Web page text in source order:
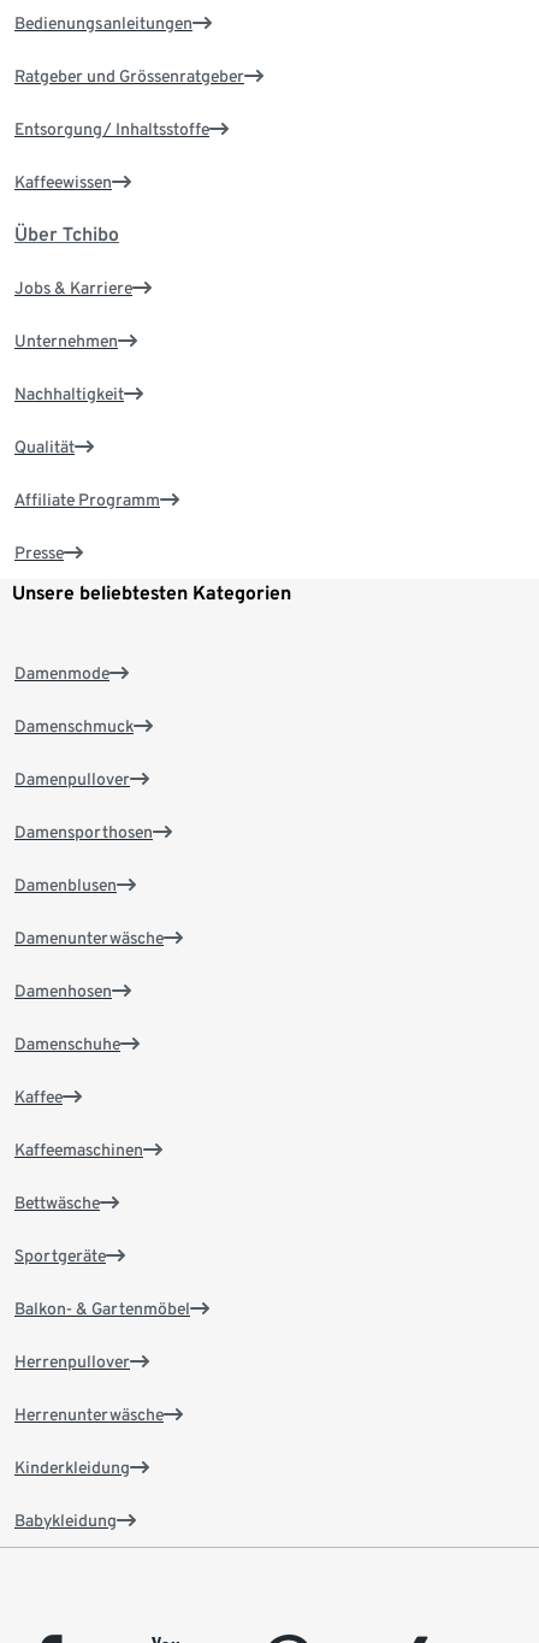
Bedienungsanleitungen
Ratgeber und Grössenratgeber
Entsorgung/ Inhaltsstoffe
Kaffeewissen
Über Tchibo
Jobs & Karriere
Unternehmen
Nachhaltigkeit
Qualität
Affiliate Programm
Presse
Unsere beliebtesten Kategorien
Damenmode
Damenschmuck
Damenpullover
Damensporthosen
Damenblusen
Damenunterwäsche
Damenhosen
Damenschuhe
Kaffee
Kaffeemaschinen
Bettwäsche
Sportgeräte
Balkon- & Gartenmöbel
Herrenpullover
Herrenunterwäsche
Kinderkleidung
Babykleidung